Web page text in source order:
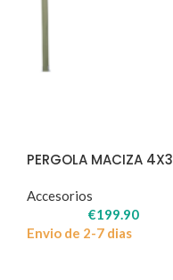
PERGOLA MACIZA 4X3
Accesorios
€199.90
Envio de 2-7 dias